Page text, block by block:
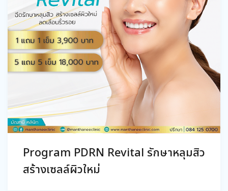
Program PDRN Revital รักษาหลุมสิว
สร้างเซลล์ผิวใหม่